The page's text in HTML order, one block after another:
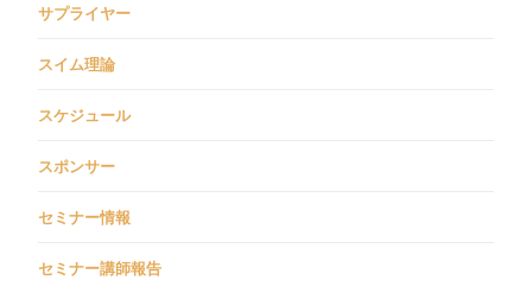
サプライヤー
スイム理論
スケジュール
スポンサー
セミナー情報
セミナー講師報告